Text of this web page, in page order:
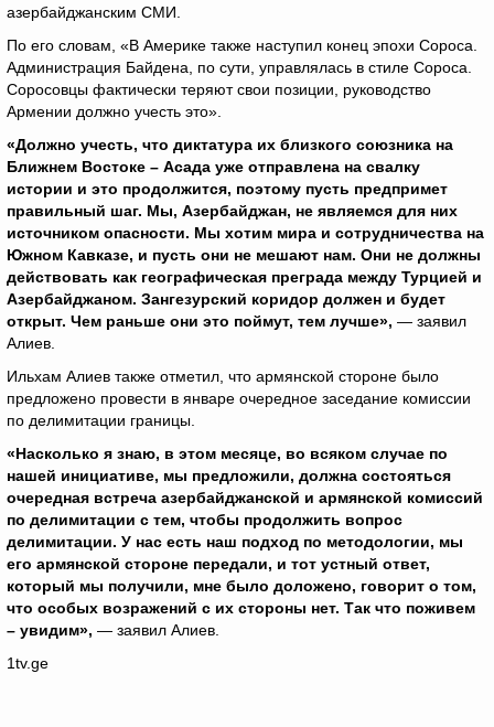
азербайджанским СМИ.
По его словам, «В Америке также наступил конец эпохи Сороса.
Администрация Байдена, по сути, управлялась в стиле Сороса.
Соросовцы фактически теряют свои позиции, руководство
Армении должно учесть это».
«Должно учесть, что диктатура их близкого союзника на
Ближнем Востоке – Асада уже отправлена на свалку
истории и это продолжится, поэтому пусть предпримет
правильный шаг. Мы, Азербайджан, не являемся для них
источником опасности. Мы хотим мира и сотрудничества на
Южном Кавказе, и пусть они не мешают нам. Они не должны
действовать как географическая преграда между Турцией и
Азербайджаном. Зангезурский коридор должен и будет
открыт. Чем раньше они это поймут, тем лучше», — заявил
Алиев.
Ильхам Алиев также отметил, что армянской стороне было
предложено провести в январе очередное заседание комиссии
по делимитации границы.
«Насколько я знаю, в этом месяце, во всяком случае по
нашей инициативе, мы предложили, должна состояться
очередная встреча азербайджанской и армянской комиссий
по делимитации с тем, чтобы продолжить вопрос
делимитации. У нас есть наш подход по методологии, мы
его армянской стороне передали, и тот устный ответ,
который мы получили, мне было доложено, говорит о том,
что особых возражений с их стороны нет. Так что поживем
– увидим», — заявил Алиев.
1tv.ge